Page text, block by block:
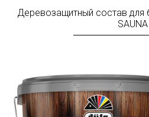
Деревозащитный состав для
SAUNA